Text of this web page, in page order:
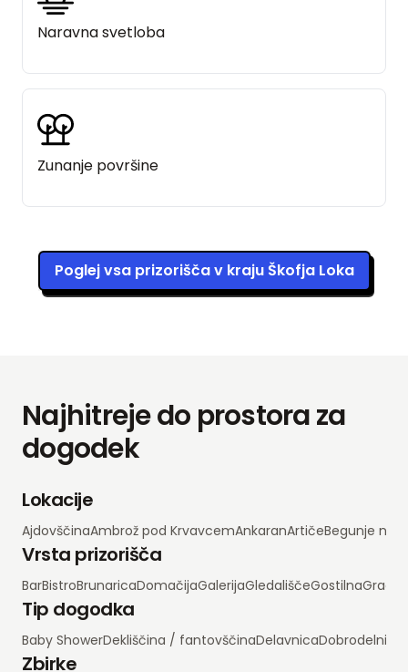
Naravna svetloba
Zunanje površine
Poglej vsa prizorišča v kraju Škofja Loka
Najhitreje do prostora za
dogodek
Lokacije
AjdovščinaAmbrož pod KrvavcemAnkaranArtičeBegunje na
Vrsta prizorišča
BarBistroBrunaricaDomačijaGalerijaGledališčeGostilnaGrad
Tip dogodka
Baby ShowerDekliščina / fantovščinaDelavnicaDobrodelni
Zbirke